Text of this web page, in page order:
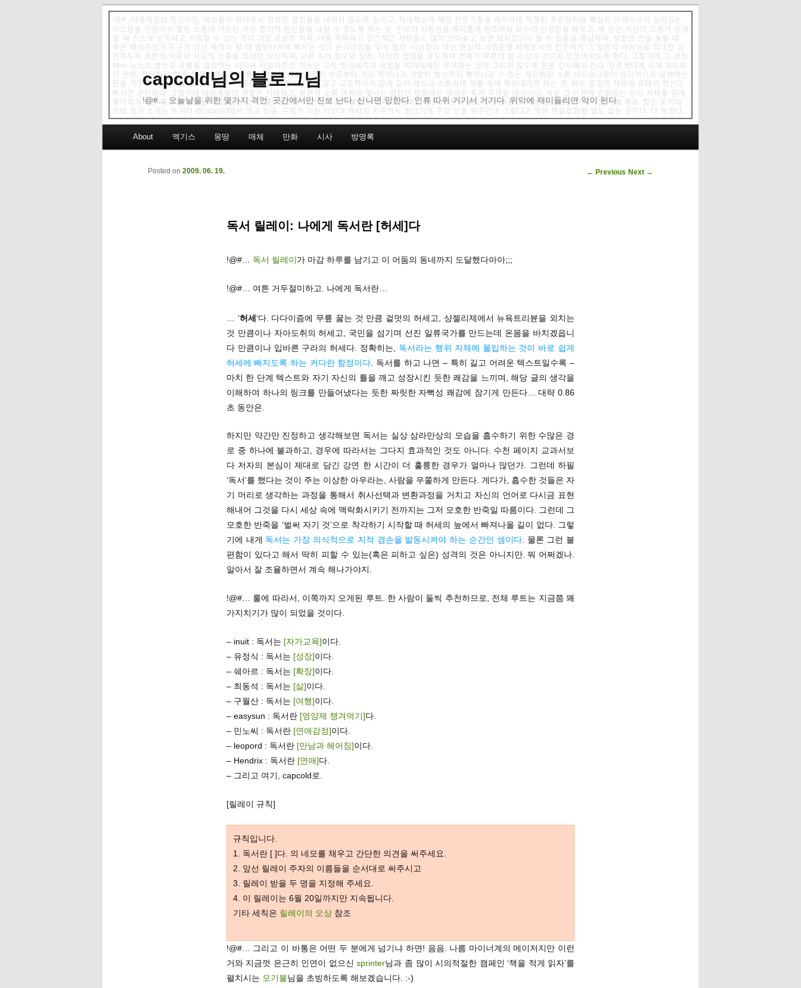
capcold님의 블로그님
!@#… 오늘날을 위한 몇가지 격언: 곳간에서만 진보 난다. 신나면 망한다. 인류 따위 거기서 거기다. 위악에 재미들리면 악이 된다.
Skip to primary content
Skip to secondary content
About 엑기스 몽땅 매체 만화 시사 방명록
Post navigation
← Previous Next →
독서 릴레이: 나에게 독서란 [허세]다
Posted on 2009. 06. 19.
!@#… 독서 릴레이가 마감 하루를 남기고 이 어둠의 동네까지 도달했다아아;;;
!@#… 여튼 거두절미하고. 나에게 독서란…
… ‘허세‘다. 다다이즘에 무릎 꿇는 것 만큼 겉멋의 허세고, 샹젤리제에서 뉴욕트리뷴을 외치는
것 만큼이나 자아도취의 허세고, 국민을 섬기며 선진 일류국가를 만드는데 온몸을 바치겠읍니
다 만큼이나 입바른 구라의 허세다. 정확히는, 독서라는 행위 자체에 몰입하는 것이 바로 쉽게
허세에 빠지도록 하는 커다란 함정이다 . 독서를 하고 나면 – 특히 길고 어려운 텍스트일수록 –
마치 한 단계 텍스트와 자기 자신의 틀을 깨고 성장시킨 듯한 쾌감을 느끼며, 해당 글의 생각을
이해하여 하나의 링크를 만들어냈다는 듯한 짜릿한 자뻑성 쾌감에 잠기게 만든다… 대략 0.86
초 동안은.
하지만 약간만 진정하고 생각해보면 독서는 실상 삼라만상의 모습을 흡수하기 위한 수많은 경
로 중 하나에 불과하고, 경우에 따라서는 그다지 효과적인 것도 아니다. 수천 페이지 교과서보
다 저자의 본심이 제대로 담긴 강연 한 시간이 더 훌륭한 경우가 얼마나 많던가. 그런데 하필
‘독서’를 했다는 것이 주는 이상한 아우라는, 사람을 우쭐하게 만든다. 게다가, 흡수한 것들은 자
기 머리로 생각하는 과정을 통해서 취사선택과 변환과정을 거치고 자신의 언어로 다시금 표현
해내어 그것을 다시 세상 속에 맥락화시키기 전까지는 그저 모호한 반죽일 따름이다. 그런데 그
모호한 반죽을 ‘벌써 자기 것’으로 착각하기 시작할 때 허세의 늪에서 빠져나올 길이 없다. 그렇
기에 내게 독서는 가장 의식적으로 지적 겸손을 발동시켜야 하는 순간인 셈이다. 물론 그런 불
편함이 있다고 해서 딱히 피할 수 있는(혹은 피하고 싶은) 성격의 것은 아니지만. 뭐 어쩌겠나.
알아서 잘 조율하면서 계속 해나가야지.
!@#… 룰에 따라서, 이쪽까지 오게된 루트. 한 사람이 둘씩 추천하므로, 전체 루트는 지금쯤 꽤
가지치기가 많이 되었을 것이다.
– inuit : 독서는 [자가교육]이다.
– 유정식 : 독서는 [성장]이다.
– 쉐아르 : 독서는 [확장]이다.
– 최동석 : 독서는 [삶]이다.
– 구월산 : 독서는 [여행]이다.
– easysun : 독서란 [영양제 챙겨먹기]다.
– 민노씨 : 독서란 [연애감정]이다.
– leopord : 독서란 [만남과 헤어짐]이다.
– Hendrix : 독서란 [연애]다.
– 그리고 여기, capcold로.
[릴레이 규칙]
규칙입니다.
1. 독서란 [ ]다. 의 네모를 채우고 간단한 의견을 써주세요.
2. 앞선 릴레이 주자의 이름들을 순서대로 써주시고
3. 릴레이 받을 두 명을 지정해 주세요.
4. 이 릴레이는 6월 20일까지만 지속됩니다.
기타 세칙은 릴레이의 오상참조
!@#… 그리고 이 바통은 어떤 두 분에게 넘기냐 하면! 음음. 나름 마이너계의 메이저지만 이런
거와 지금껏 은근히 인연이 없으신sprinter님과 좀 많이 시의적절한 캠페인 ‘책을 적게 읽자’를
펼치시는 모기불님을 초빙하도록 해보겠습니다. :-)